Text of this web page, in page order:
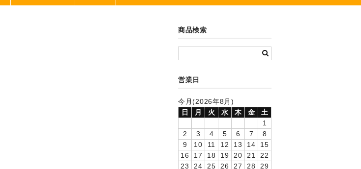
商品検索
営業日
今月(2026年8月)
日
月 火 水 木 金
土
1
2
3 4 5 6 7
8
9
10 11 12 13 14
15
16
17 18 19 20 21
22
23
24 25 26 27 28
29